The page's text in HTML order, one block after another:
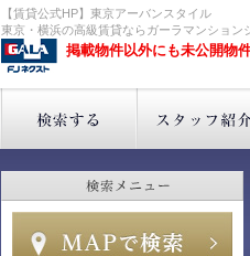
【賃貸公式HP】東京アーバンスタイル
東京・横浜の高級賃貸ならガーラマンション
掲載物件以外にも未公開物